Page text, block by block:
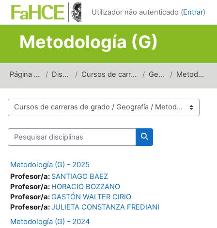
Ir para o conteúdo principal
Utilizador não autenticado (Entrar)
Metodología (G)
Página principal Disciplinas Cursos de carreras de grado Geografía Metodología (G)
Categorias de disciplinas
Pesquisar disciplinas
Pesquisar disciplinas
Metodología (G) - 2025
Profesor/a: SANTIAGO BAEZ
Profesor/a: HORACIO BOZZANO
Profesor/a:GASTÓN WALTER CIRIO
Profesor/a:JULIETA CONSTANZA FREDIANI
Metodología (G) - 2024